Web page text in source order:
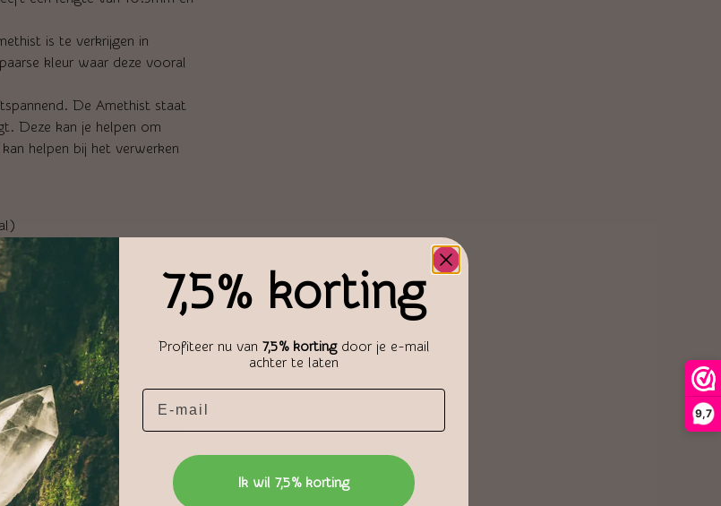
9,7
is te verkrijgen in
kleur waar deze vooral
De Amethist staat
Deze kan je helpen om
helpen bij het verwerken
staat voor:
de kleur van spiritualiteit.
met royaal, stijl, en rijkdom.
aan tot het nemen van
doen. Het is de kleur van
7,5% korting
Profiteer nu van 7,5% kortingdoor je e-mail
achter te laten
Ik wil 7,5% korting